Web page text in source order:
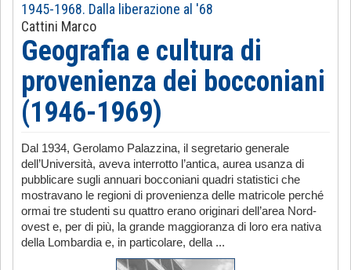
1945-1968. Dalla liberazione al '68
Cattini Marco
Geografia e cultura di
provenienza dei bocconiani
(1946-1969)
Dal 1934, Gerolamo Palazzina, il segretario generale
dell’Università, aveva interrotto l’antica, aurea usanza di
pubblicare sugli annuari bocconiani quadri statistici che
mostravano le regioni di provenienza delle matricole perché
ormai tre studenti su quattro erano originari dell’area Nord-
ovest e, per di più, la grande maggioranza di loro era nativa
della Lombardia e, in particolare, della ...